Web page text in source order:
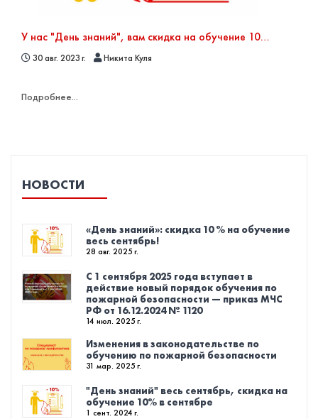
У нас "День знаний", вам скидка на обучение 10% в сентябре
30 авг. 2023 г. Никита Куля
Подробнее...
НОВОСТИ
«День знаний»: скидка 10 % на обучение
весь сентябрь!
28 авг. 2025 г.
С 1 сентября 2025 года вступает в
действие новый порядок обучения по
пожарной безопасности — приказ МЧС
РФ от 16.12.2024 № 1120
14 июл. 2025 г.
Изменения в законодательстве по
обучению по пожарной безопасности
31 мар. 2025 г.
"День знаний" весь сентябрь, скидка на
обучение 10% в сентябре
1 сент. 2024 г.